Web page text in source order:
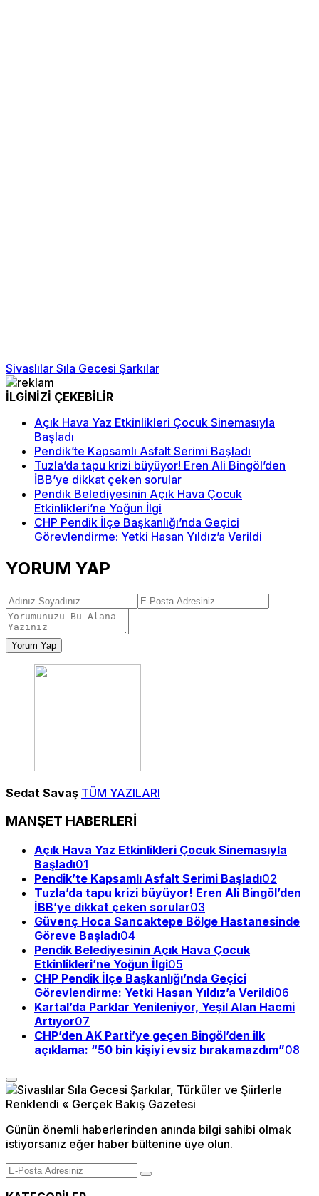
Sivaslılar Sıla Gecesi Şarkılar
İLGİNİZİ ÇEKEBİLİR
Açık Hava Yaz Etkinlikleri Çocuk Sinemasıyla
Başladı
Pendik’te Kapsamlı Asfalt Serimi Başladı
Tuzla’da tapu krizi büyüyor! Eren Ali Bingöl’den
İBB’ye dikkat çeken sorular
Pendik Belediyesinin Açık Hava Çocuk
Etkinlikleri’ne Yoğun İlgi
CHP Pendik İlçe Başkanlığı’nda Geçici
Görevlendirme: Yetki Hasan Yıldız’a Verildi
YORUM YAP
Yorum Yap
Sedat Savaş TÜM YAZILARI
MANŞET HABERLERİ
Açık Hava Yaz Etkinlikleri Çocuk Sinemasıyla
Başladı01
Pendik’te Kapsamlı Asfalt Serimi Başladı02
Tuzla’da tapu krizi büyüyor! Eren Ali Bingöl’den
İBB’ye dikkat çeken sorular03
Güvenç Hoca Sancaktepe Bölge Hastanesinde
Göreve Başladı04
Pendik Belediyesinin Açık Hava Çocuk
Etkinlikleri’ne Yoğun İlgi05
CHP Pendik İlçe Başkanlığı’nda Geçici
Görevlendirme: Yetki Hasan Yıldız’a Verildi06
Kartal’da Parklar Yenileniyor, Yeşil Alan Hacmi
Artıyor07
CHP’den AK Parti’ye geçen Bingöl’den ilk
açıklama: “50 bin kişiyi evsiz bırakamazdım”08
Günün önemli haberlerinden anında bilgi sahibi olmak
istiyorsanız eğer haber bültenine üye olun.